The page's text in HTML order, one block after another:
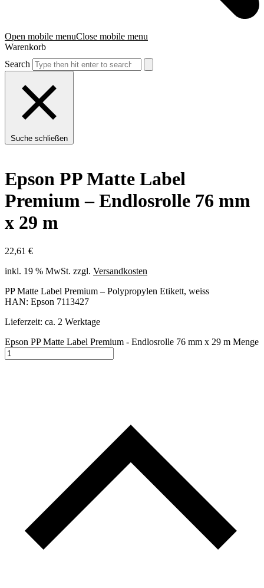
Open mobile menuClose mobile menu
Warenkorb
Search
Suche schließen
Epson PP Matte Label
Premium – Endlosrolle 76 mm
x 29 m
22,61 €
inkl. 19 % MwSt. zzgl. Versandkosten
PP Matte Label Premium – Polypropylen Etikett, weiss
HAN: Epson 7113427
Lieferzeit: ca. 2 Werktage
Epson PP Matte Label Premium - Endlosrolle 76 mm x 29 m Menge